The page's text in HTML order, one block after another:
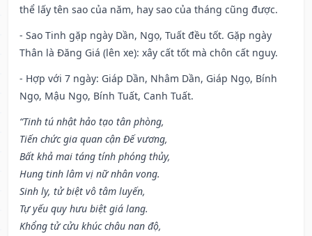
thể lấy tên sao của năm, hay sao của tháng cũng được.
- Sao Tinh gặp ngày Dần, Ngọ, Tuất đều tốt. Gặp ngày
Thân là Đăng Giá (lên xe): xây cất tốt mà chôn cất nguy.
- Hợp với 7 ngày: Giáp Dần, Nhâm Dần, Giáp Ngọ, Bính
Ngọ, Mậu Ngọ, Bính Tuất, Canh Tuất.
“Tinh tú nhật hảo tạo tân phòng,
Tiến chức gia quan cận Đế vương,
Bất khả mai táng tính phóng thủy,
Hung tinh lâm vị nữ nhân vong.
Sinh ly, tử biệt vô tâm luyến,
Tự yếu quy hưu biệt giá lang.
Khổng tử cửu khúc châu nan độ,